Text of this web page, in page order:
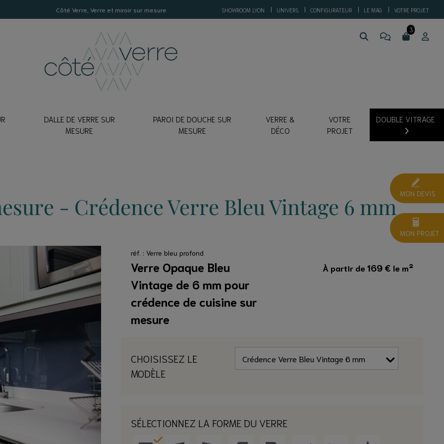
Côté Verre, Verre et miroir sur mesure SHOWROOM LYON UNIVERS CONFIGURATEUR LE MAG VOTRE PROJET
DE CRÉDENCE
d'étanchéité clair
d'étanchéité clair
sur mesure
DALLE DE VERRE SUR
MESURE
PAROI DE DOUCHE SUR
MESURE
VERRE &
DÉCO
VOTRE
PROJET
pour une porte fenêtre
DOUBLE VITRAGE
- Crédence Verre Bleu Vintage 6 mm
réf. : Verre bleu profond
Verre Opaque Bleu
Vintage de 6 mm pour
crédence de cuisine sur
mesure
À partir de169 € le m²
CHOISISSEZ LE
MODÈLE
SÉLECTIONNEZ LA FORME DU VERRE
MON DEVIS
MON PROJET